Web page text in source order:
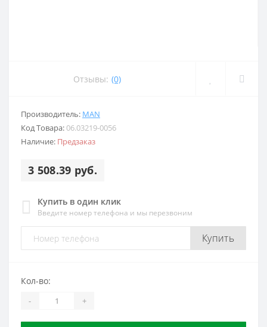
Отзывы: (0)
Производитель: MAN
Код Товара:06.03219-0056
Наличие: Предзаказ
3 508.39 руб.
Купить в один клик
Введите номер телефона и мы перезвоним
Купить
Кол-во:
- +